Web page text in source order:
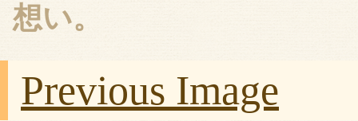
想い。
Previous Image